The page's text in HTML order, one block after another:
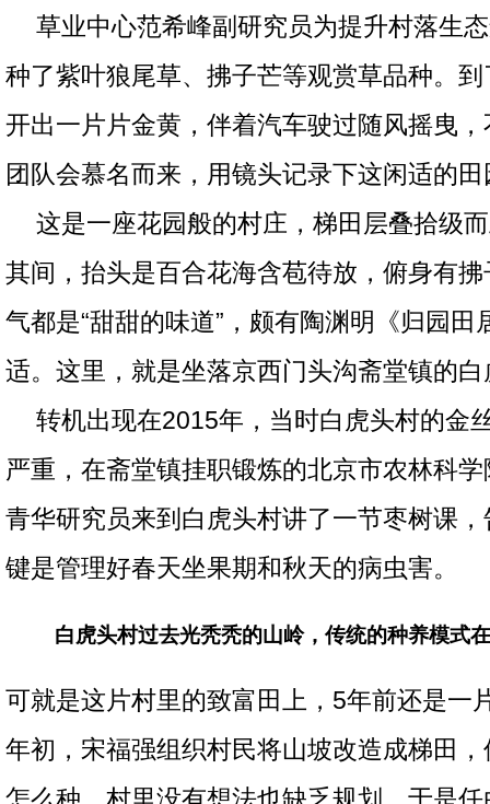
草业中心范希峰副研究员为提升村落生
种了紫叶狼尾草、拂子芒等观赏草品种。
开出一片片金黄，伴着汽车驶过随风摇曳
团队会慕名而来，用镜头记录下这闲适的
这是一座花园般的村庄，梯田层叠拾级
其间，抬头是百合花海含苞待放，俯身有
气都是“甜甜的味道”，颇有陶渊明《归园田
适。这里，就是坐落京西门头沟斋堂镇的
转机出现在2015年，当时白虎头村的金
严重，在斋堂镇挂职锻炼的北京市农林科
青华研究员来到白虎头村讲了一节枣树课
键是管理好春天坐果期和秋天的病虫害。
白虎头村过去光秃秃的山岭，传统的种养模式
可就是这片村里的致富田上，5年前还是一
年初，宋福强组织村民将山坡改造成梯田